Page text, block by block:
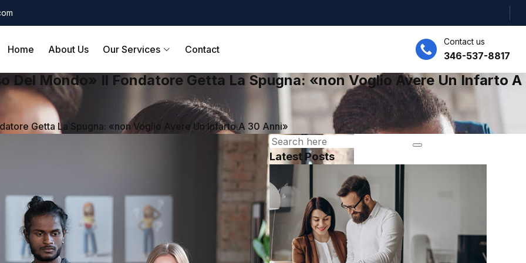
Home About Us Our Services Contact
Contact us
346-537-8817
Del Mondo» Il Fondatore Getta La Spugna: «non Voglio Avere Un Infarto A
Getta La Spugna: «non Voglio Avere Un Infarto A 30 Anni»
Latest Posts